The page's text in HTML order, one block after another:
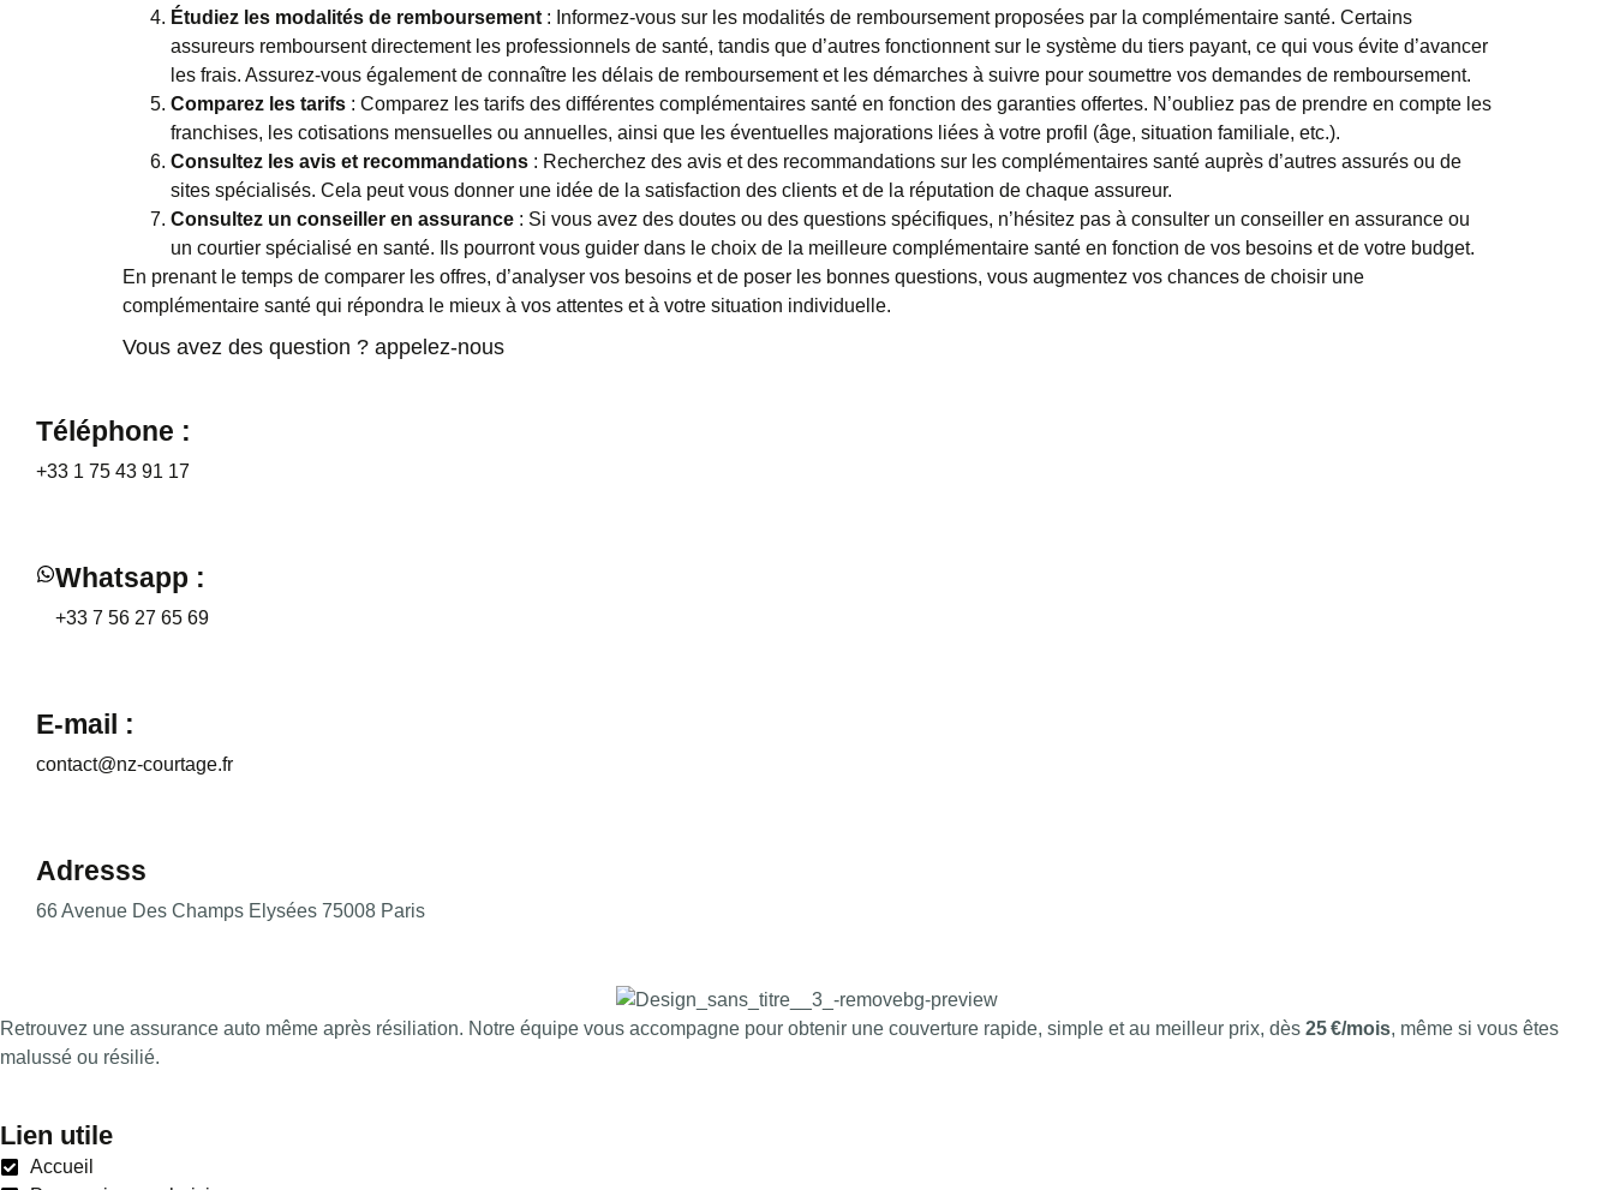
Étudiez les modalités de remboursement : Informez-vous sur les modalités de remboursement proposées par la complémentaire santé. Certains
assureurs remboursent directement les professionnels de santé, tandis que d’autres fonctionnent sur le système du tiers payant, ce qui vous évite d’avancer
les frais. Assurez-vous également de connaître les délais de remboursement et les démarches à suivre pour soumettre vos demandes de remboursement.
Comparez les tarifs : Comparez les tarifs des différentes complémentaires santé en fonction des garanties offertes. N’oubliez pas de prendre en compte les
franchises, les cotisations mensuelles ou annuelles, ainsi que les éventuelles majorations liées à votre profil (âge, situation familiale, etc.).
Consultez les avis et recommandations : Recherchez des avis et des recommandations sur les complémentaires santé auprès d’autres assurés ou de
sites spécialisés. Cela peut vous donner une idée de la satisfaction des clients et de la réputation de chaque assureur.
Consultez un conseiller en assurance : Si vous avez des doutes ou des questions spécifiques, n’hésitez pas à consulter un conseiller en assurance ou
un courtier spécialisé en santé. Ils pourront vous guider dans le choix de la meilleure complémentaire santé en fonction de vos besoins et de votre budget.
En prenant le temps de comparer les offres, d’analyser vos besoins et de poser les bonnes questions, vous augmentez vos chances de choisir une
complémentaire santé qui répondra le mieux à vos attentes et à votre situation individuelle.
Vous avez des question ? appelez-nous
Téléphone :
+33 1 75 43 91 17
Whatsapp :
+33 7 56 27 65 69
E-mail :
contact@nz-courtage.fr
Adresss
66 Avenue Des Champs Elysées 75008 Paris
Retrouvez une assurance auto même après résiliation. Notre équipe vous accompagne pour obtenir une couverture rapide, simple et au meilleur prix, dès 25 €/mois, même si vous êtes
malussé ou résilié.
Lien utile
Accueil